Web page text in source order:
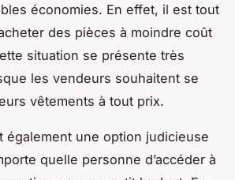
économies. En effet, il est tout
des pièces à moindre coût
situation se présente très
les vendeurs souhaitent se
vêtements à tout prix.
également une option judicieuse
quelle personne d’accéder à